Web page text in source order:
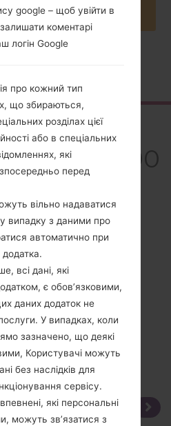
Prime
google – щоб увійти в
коментарі
логін Google
про кожний тип
що збираються,
розділах цієї
або в спеціальних
які
перед
вільно надаватися
випадку з даними про
автоматично при
додатка.
всі дані, які
є обов’язковими,
даних додаток не
У випадках, коли
зазначено, що деякі
Користувачі можуть
без наслідків для
сервісу.
які персональні
можуть зв’язатися з